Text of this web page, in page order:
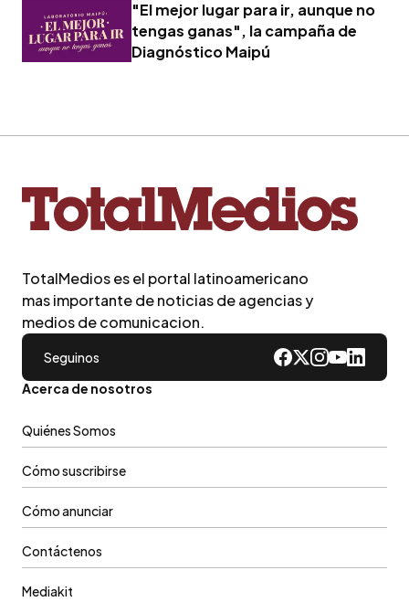
"El mejor lugar para ir, aunque no
tengas ganas", la campaña de
Diagnóstico Maipú
TotalMedios es el portal latinoamericano
mas importante de noticias de agencias y
medios de comunicacion.
Seguinos
Acerca de nosotros
Quiénes Somos
Cómo suscribirse
Cómo anunciar
Contáctenos
Mediakit